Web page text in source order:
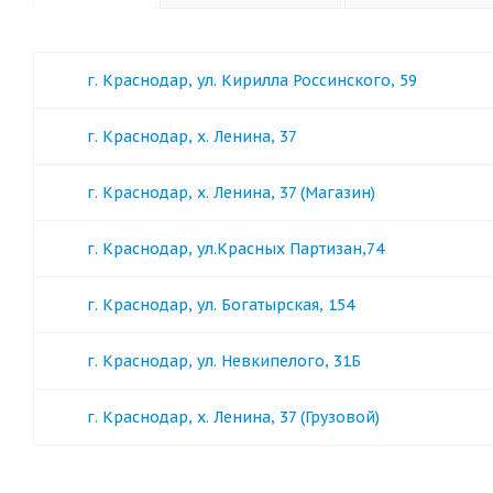
г. Краснодар, ул. Кирилла Россинского, 59
г. Краснодар, х. Ленина, 37
г. Краснодар, х. Ленина, 37 (Магазин)
г. Краснодар, ул.Красных Партизан,74
г. Краснодар, ул. Богатырская, 154
г. Краснодар, ул. Невкипелого, 31Б
г. Краснодар, х. Ленина, 37 (Грузовой)